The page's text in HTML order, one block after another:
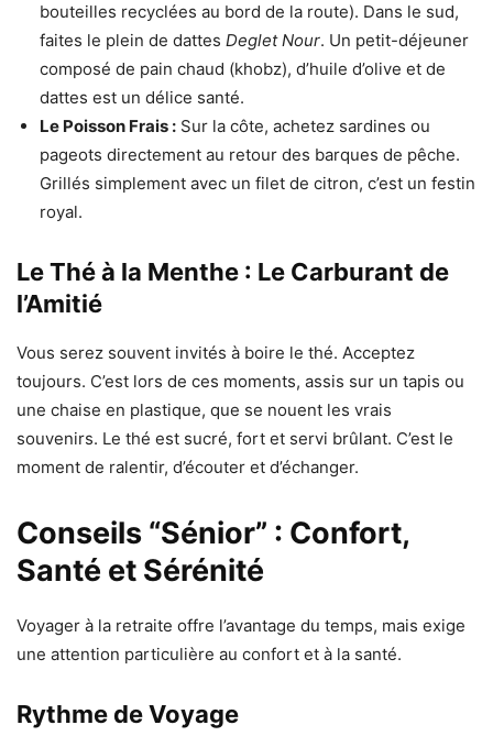
bouteilles recyclées au bord de la route). Dans le sud,
faites le plein de dattes Deglet Nour. Un petit-déjeuner
composé de pain chaud (khobz), d’huile d’olive et de
dattes est un délice santé.
Le Poisson Frais : Sur la côte, achetez sardines ou
pageots directement au retour des barques de pêche.
Grillés simplement avec un filet de citron, c’est un festin
royal.
Le Thé à la Menthe : Le Carburant de
l’Amitié
Vous serez souvent invités à boire le thé. Acceptez
toujours. C’est lors de ces moments, assis sur un tapis ou
une chaise en plastique, que se nouent les vrais
souvenirs. Le thé est sucré, fort et servi brûlant. C’est le
moment de ralentir, d’écouter et d’échanger.
Conseils “Sénior” : Confort,
Santé et Sérénité
Voyager à la retraite offre l’avantage du temps, mais exige
une attention particulière au confort et à la santé.
Rythme de Voyage